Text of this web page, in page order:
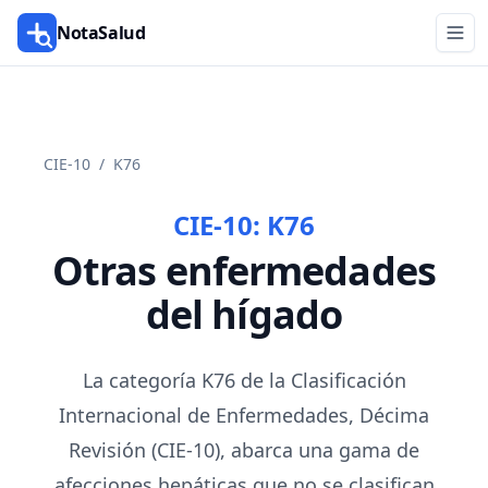
NotaSalud
CIE-10 / K76
CIE-10: K76
Otras enfermedades
del hígado
La categoría K76 de la Clasificación
Internacional de Enfermedades, Décima
Revisión (CIE-10), abarca una gama de